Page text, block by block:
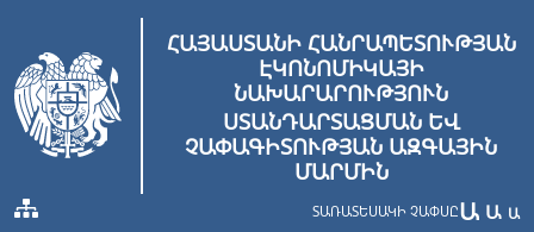
ՀԱՅԱՍՏԱՆԻ ՀԱՆՐԱՊԵՏՈՒԹՅԱՆ
ԷԿՈՆՈՄԻԿԱՅԻ
ՆԱԽԱՐԱՐՈՒԹՅՈՒՆ
ՍՏԱՆԴԱՐՏԱՑՄԱՆ ԵՎ
ՉԱՓԱԳԻՏՈՒԹՅԱՆ ԱԶԳԱՅԻՆ
ՄԱՐՄԻՆ
ՏԱՌԱՏԵՍԱԿԻ ՉԱՓՍԸԱ Ա Ա